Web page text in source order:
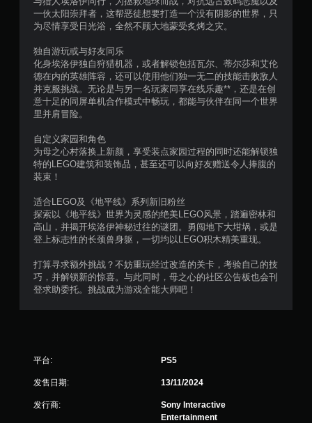
个
评
价
一伙太阳崇拜者，这帮恶徒想要打造一个没有阴影的世界，只
为尽情享受日光浴，全然不顾大地蒙受炙烤之灾。
独自游玩或与好友同乐
化身埃洛伊独自狩猎机器，或者解锁包括瓦尔、蒂尔莎和艾伦
德在内的英雄阵容，还可以使用他们独一无二的技能击败敌人
并克服挑战。无论是与另一名玩家同享在线乐趣**，还是在创
意十足的同屏单机合作模式中畅玩，都能与伙伴在同一个世界
里并肩冒险。
自定义家园和角色
为母之心村落换上新颜，享受装点家园过程的同时还能解锁独
特的LEGO建筑和装饰品，甚至还可以向好友赠送令人捧腹的
装束！
适合LEGO及《地平线》系列新旧粉丝
探索以《地平线》世界为灵感的绝美LEGO风景，踏遍密林和
高山，并揭开埃洛伊神秘过往的谜团。勇闯地下大坩埚，或是
登上标志性的长颈兽身躯，一切均以LEGO积木精美重现。
打算寻求额外挑战？不妨重玩经过改造的关卡，考验自己的技
巧，并解锁新的惊喜。与此同时，母之心的社区公告板也会刊
登求助委托。挑战成为游戏全能大师吧！
平台: PS5
发售日期: 13/11/2024
发行商:
Sony Interactive
Entertainment